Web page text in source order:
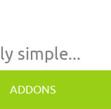
simple...
ADDONS